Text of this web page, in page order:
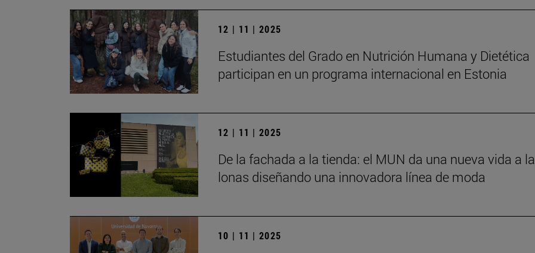
12 | 11 | 2025
Estudiantes del Grado en Nutrición Humana y Dietética
participan en un programa internacional en Estonia
12 | 11 | 2025
De la fachada a la tienda: el MUN da una nueva vida a
lonas diseñando una innovadora línea de moda
10 | 11 | 2025